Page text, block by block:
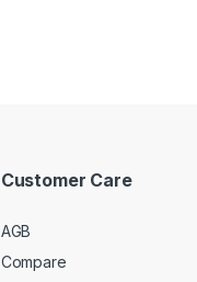
Customer Care
AGB
Compare